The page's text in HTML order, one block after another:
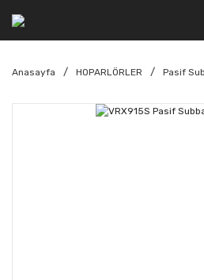
Anasayfa HOPARLÖRLER Pasif